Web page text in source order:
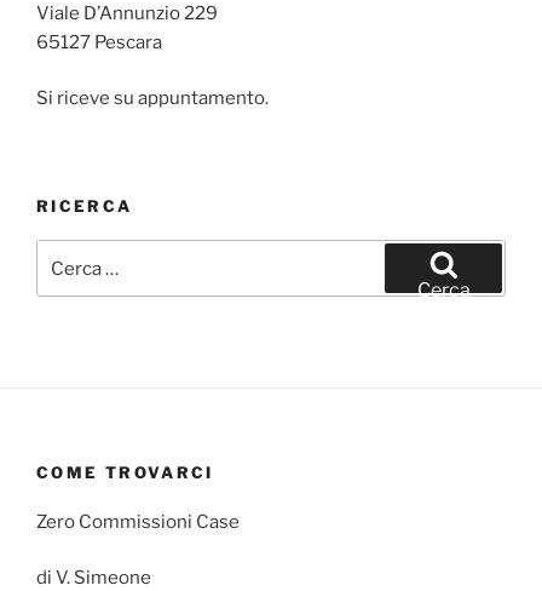
Viale D’Annunzio 229
65127 Pescara
Si riceve su appuntamento.
RICERCA
Cerca
COME TROVARCI
Zero Commissioni Case
di V. Simeone